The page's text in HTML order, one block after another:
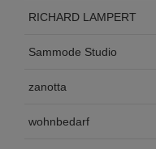
RICHARD LAMPERT
Sammode Studio
zanotta
wohnbedarf